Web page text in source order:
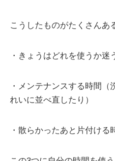
こうしたものがたくさんあ
・きょうはどれを使うか迷
・メンテナンスする時間（
れいに並べ直したり）
・散らかったあと片付ける